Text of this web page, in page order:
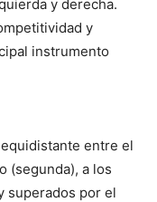
y derecha.
y
instrumento
entre el
(segunda), a los
superados por el